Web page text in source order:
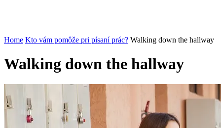
Home Kto vám pomôže pri písaní prác? Walking down the hallway
Walking down the hallway